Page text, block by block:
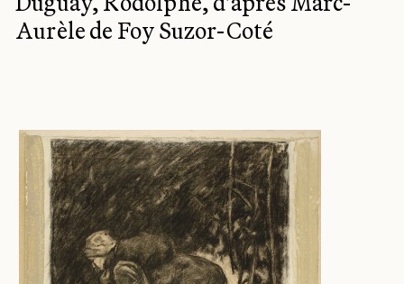
Aurèle de Foy Suzor-Coté